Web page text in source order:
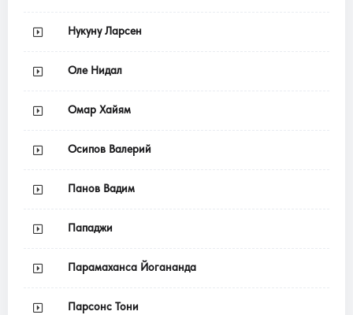
Нукуну Ларсен
Оле Нидал
Омар Хайям
Осипов Валерий
Панов Вадим
Пападжи
Парамаханса Йогананда
Парсонс Тони